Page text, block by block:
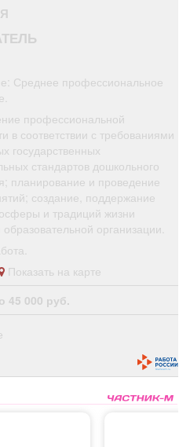
Среднее профессиональное
профессиональной
в соответствии с требованиями
государственных
стандартов дошкольного
планирование и проведение
создание, поддержание
и традиций жизни
организации.
Показать на карте
45 000 руб.